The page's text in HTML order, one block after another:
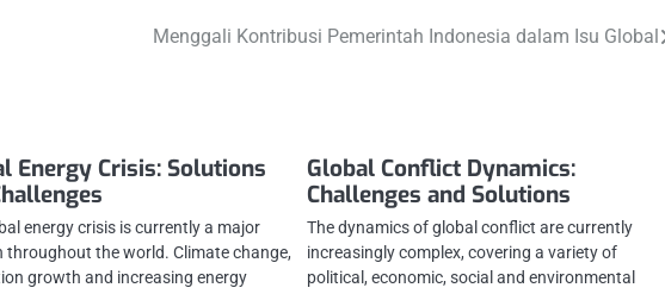
Menggali Kontribusi Pemerintah Indonesia dalam Isu Global
Energy Crisis: Solutions
energy crisis is currently a major
throughout the world. Climate change,
growth and increasing energy
Global Conflict Dynamics:
Challenges and Solutions
The dynamics of global conflict are currently
increasingly complex, covering a variety of
political, economic, social and environmental